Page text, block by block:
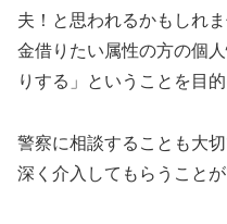
夫！と思われるかもしれ
金借りたい属性の方の個
りする」ということを目
警察に相談することも大
深く介入してもらうことが